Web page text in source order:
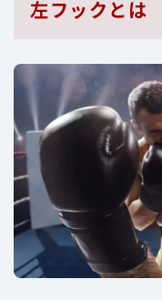
左フックとは